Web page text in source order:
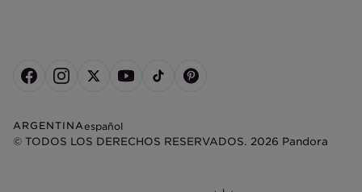
ARGENTINAespañol
© TODOS LOS DERECHOS RESERVADOS. 2026 Pandora